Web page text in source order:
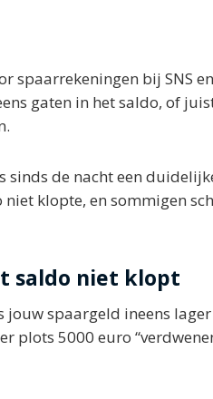
spaarrekeningen bij SNS en
gaten in het saldo, of
sinds de nacht een
klopte, en sommigen
saldo niet klopt
jouw spaargeld ineens
plots 5000 euro